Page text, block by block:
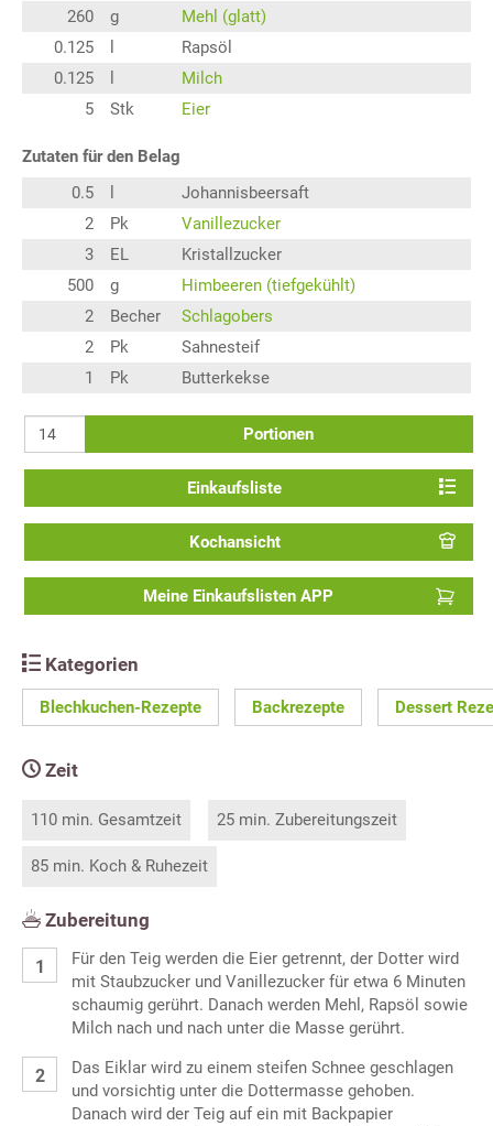
260
g
Mehl (glatt)
0.125
Rapsöl
0.125
Milch
5
Stk Eier
Zutaten für den Belag
0.5
Johannisbeersaft
2
Pk
Vanillezucker
3
EL
Kristallzucker
500
g
Himbeeren (tiefgekühlt)
2
Becher
Schlagobers
2
Pk
Sahnesteif
1
Pk Butterkekse
Portionen
Einkaufsliste
Kochansicht
Meine Einkaufslisten APP
Kategorien
Blechkuchen-Rezepte Backrezepte Dessert
Zeit
110 min. Gesamtzeit 25 min. Zubereitungszeit
85 min. Koch & Ruhezeit
Zubereitung
Für den Teig werden die Eier getrennt, der Dotter wird
mit Staubzucker und Vanillezucker für etwa 6 Minuten
schaumig gerührt. Danach werden Mehl, Rapsöl sowie
Milch nach und nach unter die Masse gerührt.
Das Eiklar wird zu einem steifen Schnee geschlagen
und vorsichtig unter die Dottermasse gehoben.
Danach wird der Teig auf ein mit Backpapier